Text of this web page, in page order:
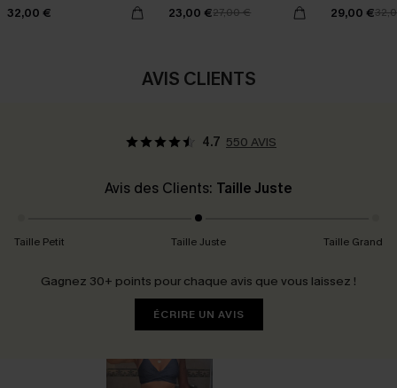
32,00 € 23,00 €27,00 € 29,00 €
AVIS CLIENTS
4.7 550 AVIS
Avis des Clients: Taille Juste
Taille Petit Taille Juste Taille Grand
Gagnez 30+ points pour chaque avis que vous laissez !
ÉCRIRE UN AVIS